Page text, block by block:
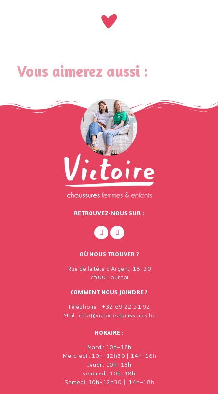
Vous aimerez aussi :
RETROUVEZ-NOUS SUR :
OÙ NOUS TROUVER ?
Rue de la tête d'Argent, 18-20
7500 Tournai
COMMENT NOUS JOINDRE ?
Téléphone : +32 69 22 51 92
Mail : info@victoirechaussures.be
HORAIRE :
Mardi: 10h-18h
Mercredi : 10h-12h30 | 14h-18h
Jeudi : 10h-18h
vendredi: 10h-18h
Samedi: 10h-12h30 | 14h-18h